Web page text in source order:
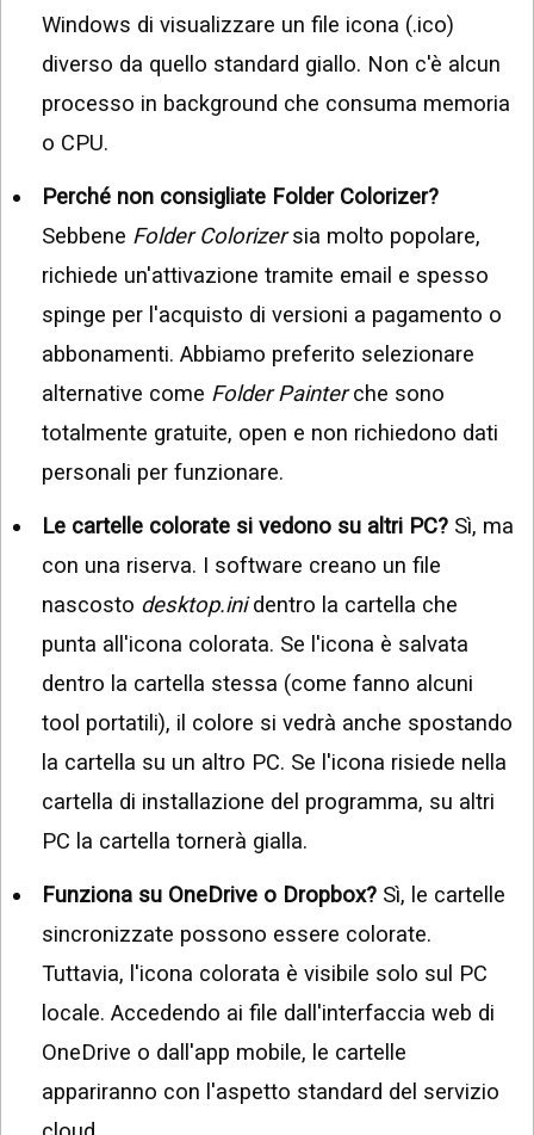
Windows di visualizzare un file icona (.ico)
diverso da quello standard giallo. Non c'è alcun
processo in background che consuma memoria
o CPU.
Perché non consigliate Folder Colorizer?
Sebbene Folder Colorizersia molto popolare,
richiede un'attivazione tramite email e spesso
spinge per l'acquisto di versioni a pagamento o
abbonamenti. Abbiamo preferito selezionare
alternative come Folder Painterche sono
totalmente gratuite, open e non richiedono dati
personali per funzionare.
Le cartelle colorate si vedono su altri PC? Sì, ma
con una riserva. I software creano un file
nascosto desktop.inidentro la cartella che
punta all'icona colorata. Se l'icona è salvata
dentro la cartella stessa (come fanno alcuni
tool portatili), il colore si vedrà anche spostando
la cartella su un altro PC. Se l'icona risiede nella
cartella di installazione del programma, su altri
PC la cartella tornerà gialla.
Funziona su OneDrive o Dropbox? Sì, le cartelle
sincronizzate possono essere colorate.
Tuttavia, l'icona colorata è visibile solo sul PC
locale. Accedendo ai file dall'interfaccia web di
OneDrive o dall'app mobile, le cartelle
appariranno con l'aspetto standard del servizio